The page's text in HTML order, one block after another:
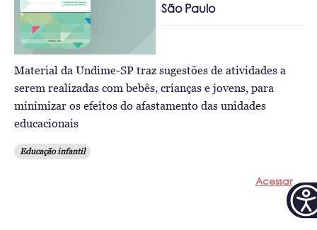
São Paulo
Material da Undime-SP traz sugestões de atividades a
serem realizadas com bebês, crianças e jovens, para
minimizar os efeitos do afastamento das unidades
educacionais
Educação infantil
Acessar